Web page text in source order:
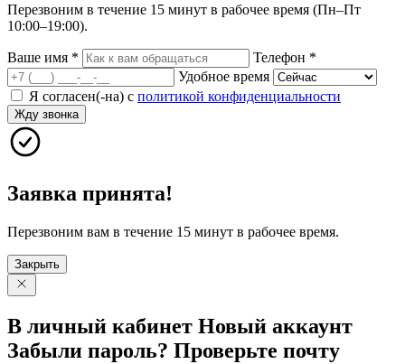
Перезвоним в течение 15 минут в рабочее время (Пн–Пт
10:00–19:00).
Ваше имя * Телефон *
Удобное время
Я согласен(-на) с политикой конфиденциальности
Жду звонка
Заявка принята!
Перезвоним вам в течение 15 минут в рабочее время.
Закрыть
В личный кабинет Новый аккаунт
Забыли пароль? Проверьте почту